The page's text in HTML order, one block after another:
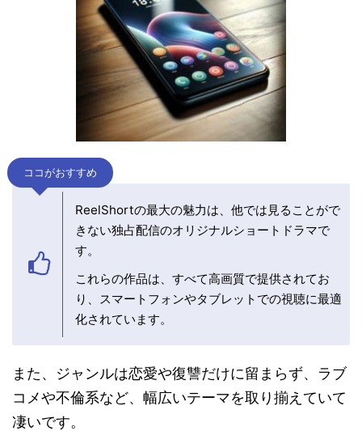
ココがおすすめ
ReelShortの最大の魅力は、他では見ることがで
きない独占配信のオリジナルショートドラマで
す。
これらの作品は、すべて高画質で提供されてお
り、スマートフォンやタブレットでの視聴に最適
化されています。
また、ジャンルは恋愛や復讐だけに留まらず、ラブ
コメや不倫系など、幅広いテーマを取り揃えていて
凄いです。